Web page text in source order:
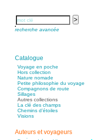
recherche avancée
Catalogue
Voyage en poche
Hors collection
Nature nomade
Petite philosophie du voyage
Compagnons de route
Sillages
Autres collections
La clé des champs
Chemins d’étoiles
Visions
Auteurs et voyageurs
Chaud Marianne
Chenot Philippe
Chicurel Arnaud
Clémenceau Adrien
Cousergue Arnaud
Crane Adrian
Crane Richard
Croiziers de Lacvivier Aurélie
Dash Naraa
Debove Florence
Dectot de Christen Antoine
Dedet Christian
Degoul Franck
Delaunay Matthieu
Deledicque Sébastien
Delloye Bernard
Descave Nicolas
Desprez Élise